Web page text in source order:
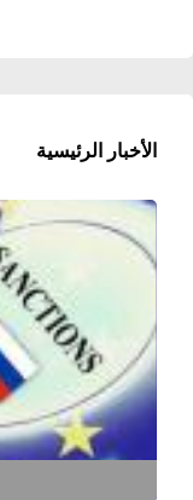
الأخبار الرئيسية